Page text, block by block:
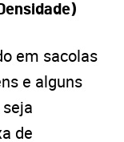
em sacolas
e alguns
de